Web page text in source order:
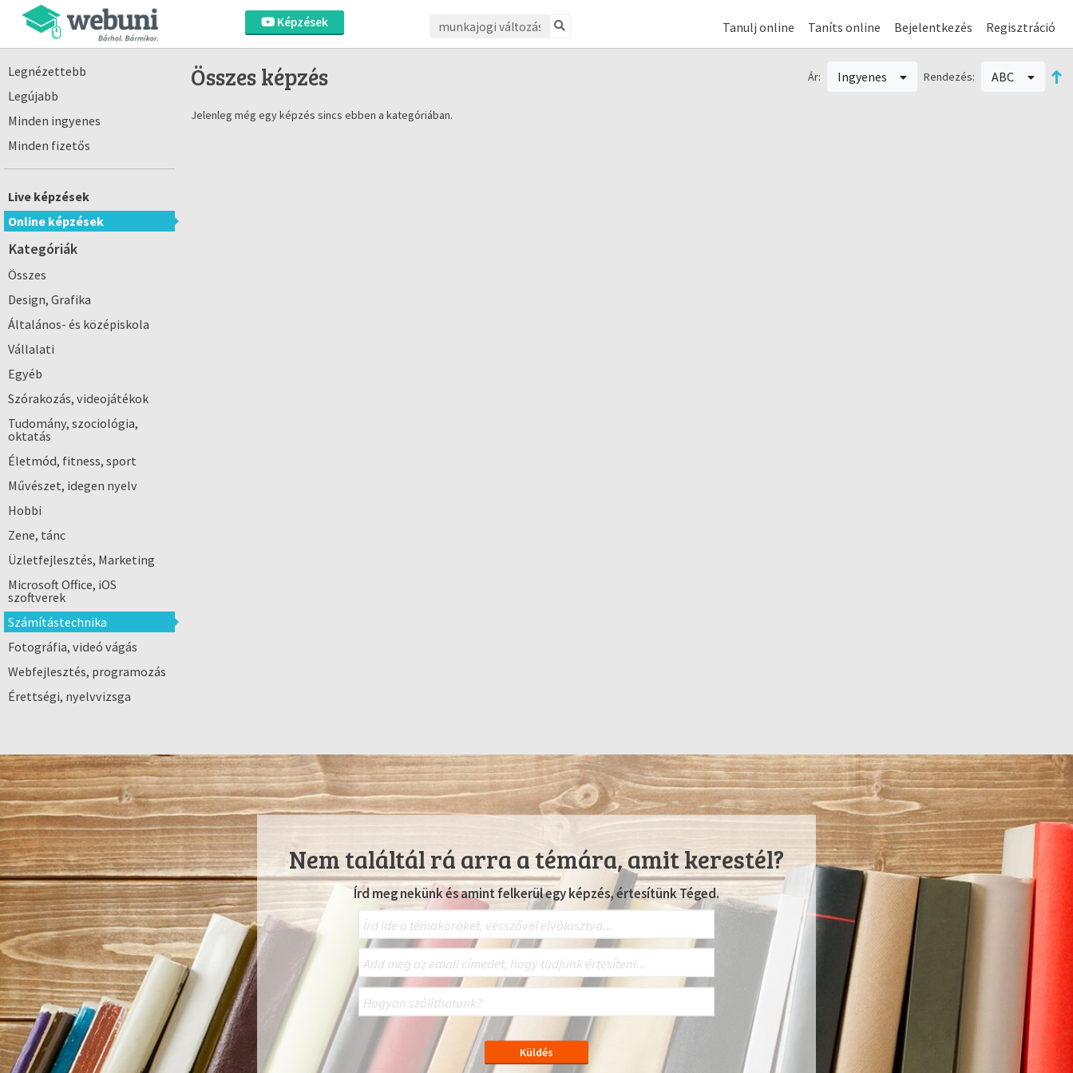
Képzések Tanulj online Taníts online Bejelentkezés Regisztráció
Legnézettebb
Legújabb
Minden ingyenes
Minden fizetős
Live képzések
Online képzések
Kategóriák
Összes
Design, Grafika
Általános- és középiskola
Vállalati
Egyéb
Szórakozás, videojátékok
Tudomány, szociológia,
oktatás
Életmód, fitness, sport
Művészet, idegen nyelv
Hobbi
Zene, tánc
Üzletfejlesztés, Marketing
Microsoft Office, iOS
szoftverek
Számítástechnika
Fotográfia, videó vágás
Webfejlesztés, programozás
Érettségi, nyelvvizsga
Összes képzés Ár: Ingyenes Rendezés: ABC
Jelenleg még egy képzés sincs ebben a kategóriában.
Nem találtál rá arra a témára, amit kerestél?
Írd meg nekünk és amint felkerül egy képzés, értesítünk Téged.